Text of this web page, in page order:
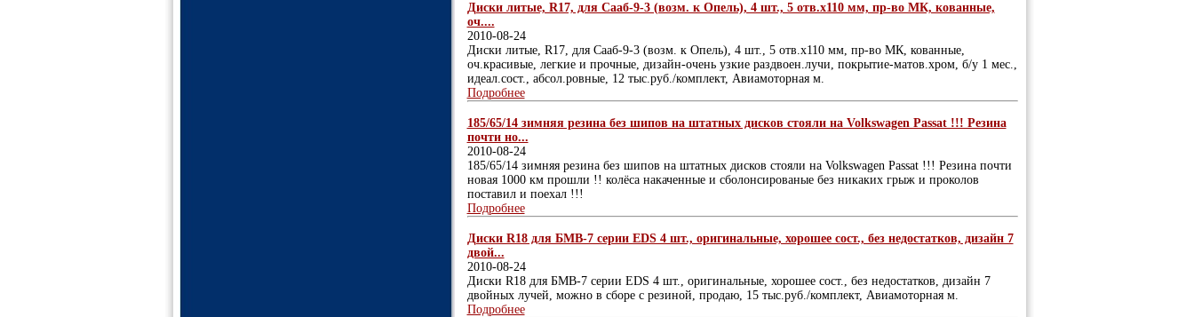
Диски литые, R17, для Сааб-9-3 (возм. к Опель), 4 шт., 5 отв.х110 мм, пр-во МК, кованные,
оч....
2010-08-24
Диски литые, R17, для Сааб-9-3 (возм. к Опель), 4 шт., 5 отв.х110 мм, пр-во МК, кованные,
оч.красивые, легкие и прочные, дизайн-очень узкие раздвоен.лучи, покрытие-матов.хром, б/у 1 мес.,
идеал.сост., абсол.ровные, 12 тыс.руб./комплект, Авиамоторная м.
Подробнее
185/65/14 зимняя резина без шипов на штатных дисков стояли на Volkswagen Passat !!! Резина
почти но...
2010-08-24
185/65/14 зимняя резина без шипов на штатных дисков стояли на Volkswagen Passat !!! Резина почти
новая 1000 км прошли !! колёса накаченные и сболонсированые без никаких грыж и проколов
поставил и поехал !!!
Подробнее
Диски R18 для БМВ-7 серии ЕDS 4 шт., оригинальные, хорошее сост., без недостатков, дизайн 7
двой...
2010-08-24
Диски R18 для БМВ-7 серии ЕDS 4 шт., оригинальные, хорошее сост., без недостатков, дизайн 7
двойных лучей, можно в сборе с резиной, продаю, 15 тыс.руб./комплект, Авиамоторная м.
Подробнее